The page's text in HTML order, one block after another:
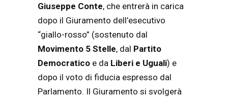
Giuseppe Conte, che entrerà in carica
dopo il Giuramento dell’esecutivo
“giallo-rosso” (sostenuto dal
Movimento 5 Stelle, dal Partito
Democratico e da Liberi e Uguali) e
dopo il voto di fiducia espresso dal
Parlamento. Il Giuramento si svolgerà